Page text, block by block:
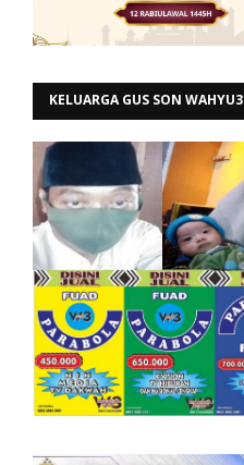
KELUARGA GUS SON WAHYU3